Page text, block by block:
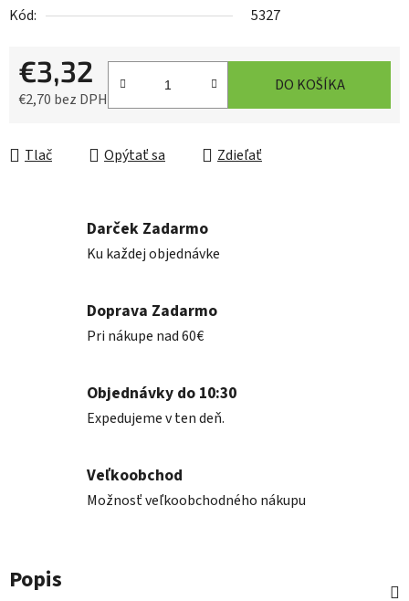
Kód:
5327
€3,32
€2,70 bez DPH
DO KOŠÍKA
Tlač Opýtať sa Zdieľať
Darček Zadarmo
Ku každej objednávke
Doprava Zadarmo
Pri nákupe nad 60€
Objednávky do 10:30
Expedujeme v ten deň.
Veľkoobchod
Možnosť veľkoobchodného nákupu
Popis